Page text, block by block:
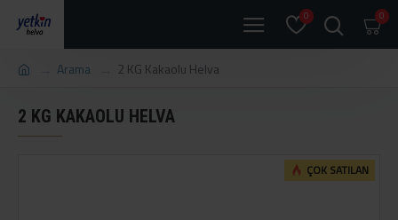
0 0
Arama 2 KG Kakaolu Helva
2 KG KAKAOLU HELVA
ÇOK SATILAN